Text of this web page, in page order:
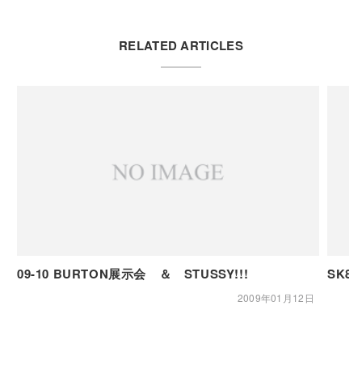
RELATED ARTICLES
09-10 BURTON展示会 ＆ STUSSY!!!
2009年01月12日
SK8